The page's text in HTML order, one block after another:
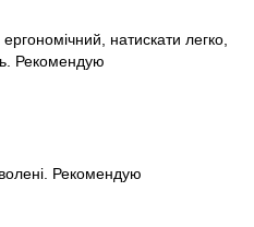
натискати легко,
Рекомендую
Рекомендую